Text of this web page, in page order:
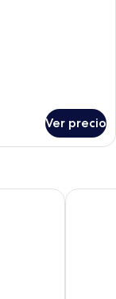
Ver precio
La